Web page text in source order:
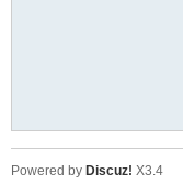
Powered by Discuz! X3.4